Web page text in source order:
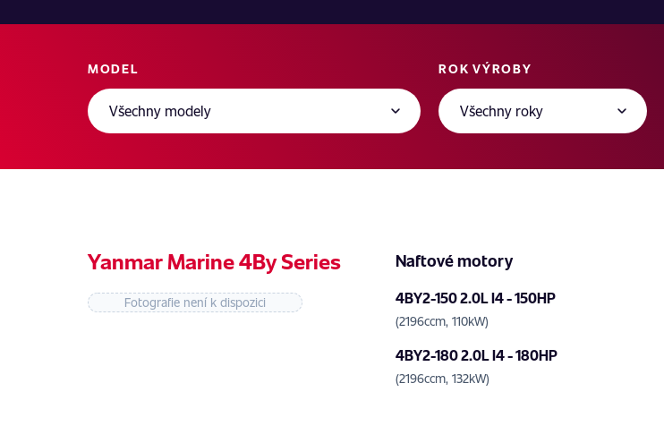
MODEL ROK VÝROBY
Yanmar Marine 4By Series
Fotografie není k dispozici
Naftové motory
4BY2-150 2.0L I4 - 150HP
(2196ccm, 110kW)
4BY2-180 2.0L I4 - 180HP
(2196ccm, 132kW)